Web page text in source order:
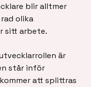
blir alltmer
olika
sitt arbete.
är
står inför
att splittras